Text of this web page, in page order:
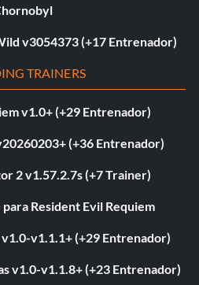
v3054373 (+17 Entrenador)
TRAINERS
v1.0+ (+29 Entrenador)
(+36 Entrenador)
2 v1.57.2.7s (+7 Trainer)
Resident Evil Requiem
v1.1.1+ (+29 Entrenador)
v1.0-v1.1.8+ (+23 Entrenador)